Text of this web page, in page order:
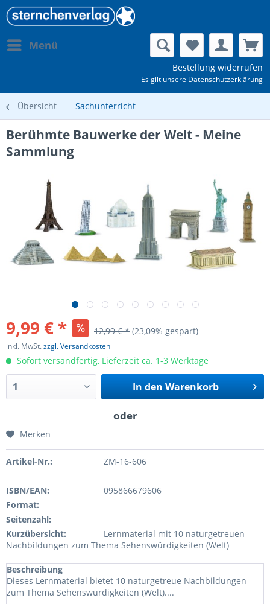
Menü
Bestellung widerrufen
Es gilt unsere Datenschutzerklärung
Übersicht Sachunterricht
Berühmte Bauwerke der Welt - Meine
Sammlung
9,99 € * 12,99 € * (23,09% gespart)
inkl. MwSt.zzgl. Versandkosten
Sofort versandfertig, Lieferzeit ca. 1-3 Werktage
In den Warenkorb
Merken
Artikel-Nr.: ZM-16-606
ISBN/EAN:
095866679606
Format:
Seitenzahl:
Kurzübersicht:
Lernmaterial mit 10 naturgetreuen
Nachbildungen zum Thema Sehenswürdigkeiten (Welt)
Beschreibung
Dieses Lernmaterial bietet 10 naturgetreue Nachbildungen
zum Thema Sehenswürdigkeiten (Welt)....